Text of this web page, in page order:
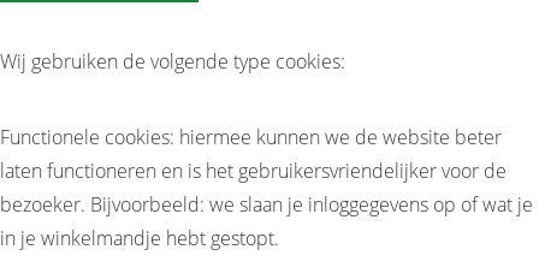
Wij gebruiken de volgende type cookies:
Functionele cookies: hiermee kunnen we de website beter
laten functioneren en is het gebruikersvriendelijker voor de
bezoeker. Bijvoorbeeld: we slaan je inloggegevens op of wat je
in je winkelmandje hebt gestopt.